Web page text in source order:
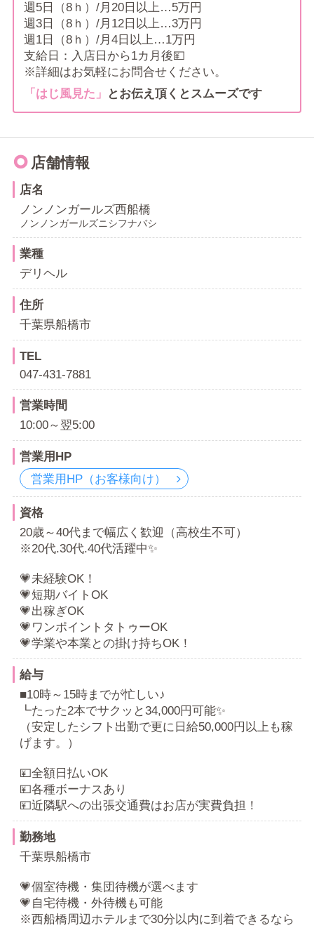
週5日（8ｈ）/月20日以上…5万円
週3日（8ｈ）/月12日以上…3万円
週1日（8ｈ）/月4日以上…1万円
支給日：入店日から1カ月後💴
※詳細はお気軽にお問合せください。
「はじ風見た」
とお伝え頂くとスムーズです
店舗情報
店名
ノンノンガールズ西船橋
ノンノンガールズニシフナバシ
業種
デリヘル
住所
千葉県船橋市
TEL
047-431-7881
営業時間
10:00～翌5:00
営業用HP
営業用HP（お客様向け）
資格
20歳～40代まで幅広く歓迎（高校生不可）
※20代.30代.40代活躍中✨
💗未経験OK！
💗短期バイトOK
💗出稼ぎOK
💗ワンポイントタトゥーOK
💗学業や本業との掛け持ちOK！
給与
■10時～15時までが忙しい♪
┗たった2本でサクッと34,000円可能✨
（安定したシフト出勤で更に日給50,000円以上も稼
げます。）
💴全額日払いOK
💴各種ボーナスあり
💴近隣駅への出張交通費はお店が実費負担！
勤務地
千葉県船橋市
💗個室待機・集団待機が選べます
💗自宅待機・外待機も可能
※西船橋周辺ホテルまで30分以内に到着できるなら